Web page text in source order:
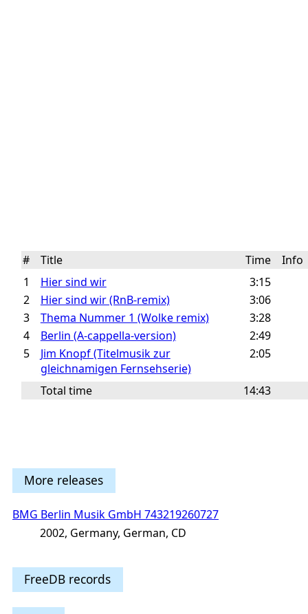
# Title Time
Info
1
Hier sind wir
3:15
2
Hier sind wir (RnB-remix)
3:06
3
Thema Nummer 1 (Wolke remix)
3:28
4
Berlin (A-cappella-version)
2:49
5
Jim Knopf (Titelmusik zur
gleichnamigen Fernsehserie)
2:05
Total time 14:43
More releases
BMG Berlin Musik GmbH 743219260727
2002, Germany, German, CD
FreeDB records